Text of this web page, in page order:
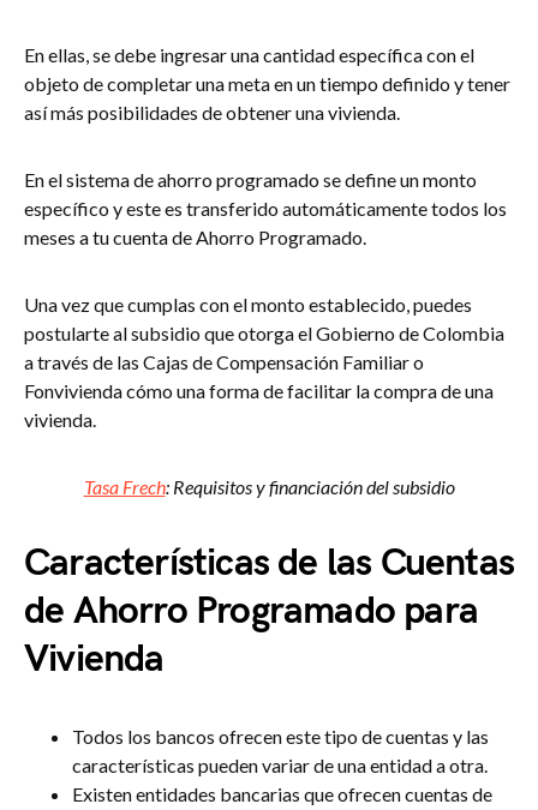
En ellas, se debe ingresar una cantidad específica con el
objeto de completar una meta en un tiempo definido y tener
así más posibilidades de obtener una vivienda.
En el sistema de ahorro programado se define un monto
específico y este es transferido automáticamente todos los
meses a tu cuenta de Ahorro Programado.
Una vez que cumplas con el monto establecido, puedes
postularte al subsidio que otorga el Gobierno de Colombia
a través de las Cajas de Compensación Familiar o
Fonvivienda cómo una forma de facilitar la compra de una
vivienda.
Tasa Frech: Requisitos y financiación del subsidio
Características de las Cuentas
de Ahorro Programado para
Vivienda
Todos los bancos ofrecen este tipo de cuentas y las
características pueden variar de una entidad a otra.
Existen entidades bancarias que ofrecen cuentas de